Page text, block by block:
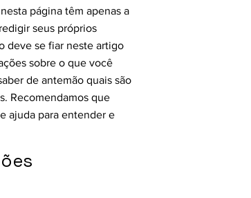
página têm apenas a
seus próprios
deve se fiar neste artigo
sobre o que você
de antemão quais são
Recomendamos que
ajuda para entender e